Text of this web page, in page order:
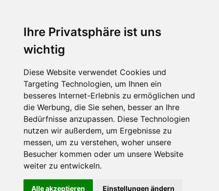
Ihre Privatsphäre ist uns
wichtig
Diese Website verwendet Cookies und
Targeting Technologien, um Ihnen ein
besseres Internet-Erlebnis zu ermöglichen und
die Werbung, die Sie sehen, besser an Ihre
Bedürfnisse anzupassen. Diese Technologien
nutzen wir außerdem, um Ergebnisse zu
messen, um zu verstehen, woher unsere
Besucher kommen oder um unsere Website
weiter zu entwickeln.
Alle akzeptieren Einstellungen ändern